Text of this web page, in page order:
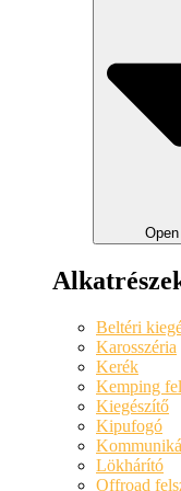
Beltéri
Karosszéria
Kerék
Kemping
Kiegészítő
Kipufogó
Lökhárító
Offroad